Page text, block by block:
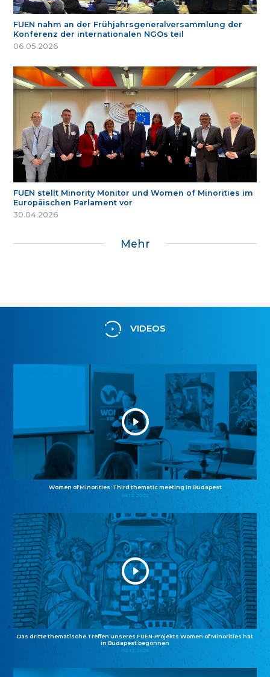
FUEN nahm an der Frühjahrsgeneralversammlung der
Konferenz der internationalen NGOs teil
06.05.2026
FUEN stellt Minority Monitor und Women of Minorities im
Europäischen Parlament vor
30.04.2026
Mehr
VIDEOS
Women of Minorities: Third thematic meeting in Budapest
04.12.2025
Das dritte thematische Treffen unseres FUEN-Projekts Women of Minorities hat
in Budapest begonnen
02.12.2025